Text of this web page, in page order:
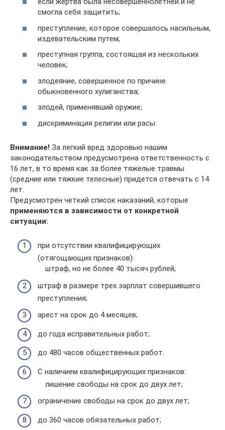
смогла себя защитить;
преступление, которое совершалось насильным,
издевательским путем;
преступная группа, состоящая из нескольких
человек;
злодеяние, совершенное по причине
обыкновенного хулиганства;
злодей, применявший оружие;
дискриминация религии или расы.
Внимание! За легкий вред здоровью нашим
законодательством предусмотрена ответственность с
16 лет, в то время как за более тяжелые травмы
(средние или тяжкие телесные) придется отвечать с 14
лет.
Предусмотрен четкий список наказаний, которые
применяются в зависимости от конкретной
ситуации:
при отсутствии квалифицирующих
(отягощающих признаков):
штраф, но не более 40 тысяч рублей;
штраф в размере трех зарплат совершившего
преступления;
арест на срок до 4 месяцев;
до года исправительных работ;
до 480 часов общественных работ.
С наличием квалифицирующих признаков:
лишение свободы на срок до двух лет;
ограничение свободы на срок до двух лет;
до 360 часов обязательных работ;